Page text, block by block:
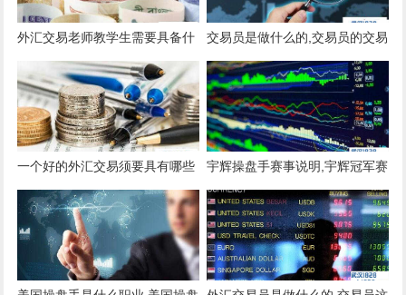
外汇交易老师教学生需要具备什
么样的素质
交易员是做什么的,交易员的交易
原则是什么?
一个好的外汇交易须要具有哪些
素养
宇辉操盘手赛事说明,宇辉冠军赛
是真的吗